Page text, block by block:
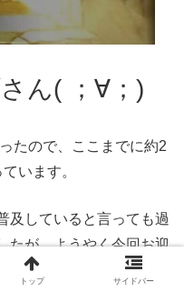
ん( ；∀；)
たので、ここまでに約2
います。
及していると言っても過
たが、ようやく今回お迎
トップ サイドバー